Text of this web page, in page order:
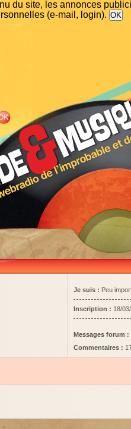
du site, les annonces
(e-mail, login).
Je suis : Peu
Inscription : 18/
Messages forum :
Commentaires :